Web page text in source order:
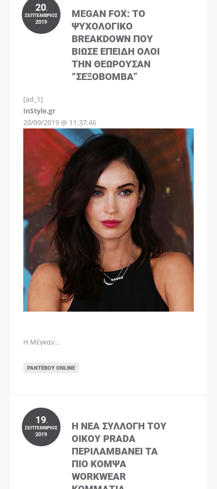
20.
ΣΕΠΤΈΜΒΡΙΟΣ
2019
MEGAN FOX: ΤΟ
ΨΥΧΟΛΟΓΙΚΌ
BREAKDOWN ΠΟΥ
ΒΊΩΣΕ ΕΠΕΙΔΉ ΌΛΟΙ
ΤΗΝ ΘΕΩΡΟΎΣΑΝ
“ΣΕΞΟΒΌΜΒΑ”
[ad_1]
InStyle.gr
20/09/2019 @ 11:37:46
Η Μέγκαν…
ΡΑΝΤΕΒΟΎ ONLINE
19.
ΣΕΠΤΈΜΒΡΙΟΣ
2019
Η ΝΈΑ ΣΥΛΛΟΓΉ ΤΟΥ
ΟΊΚΟΥ PRADA
ΠΕΡΙΛΑΜΒΆΝΕΙ ΤΑ
ΠΙΟ ΚΟΜΨΆ
WORKWEAR